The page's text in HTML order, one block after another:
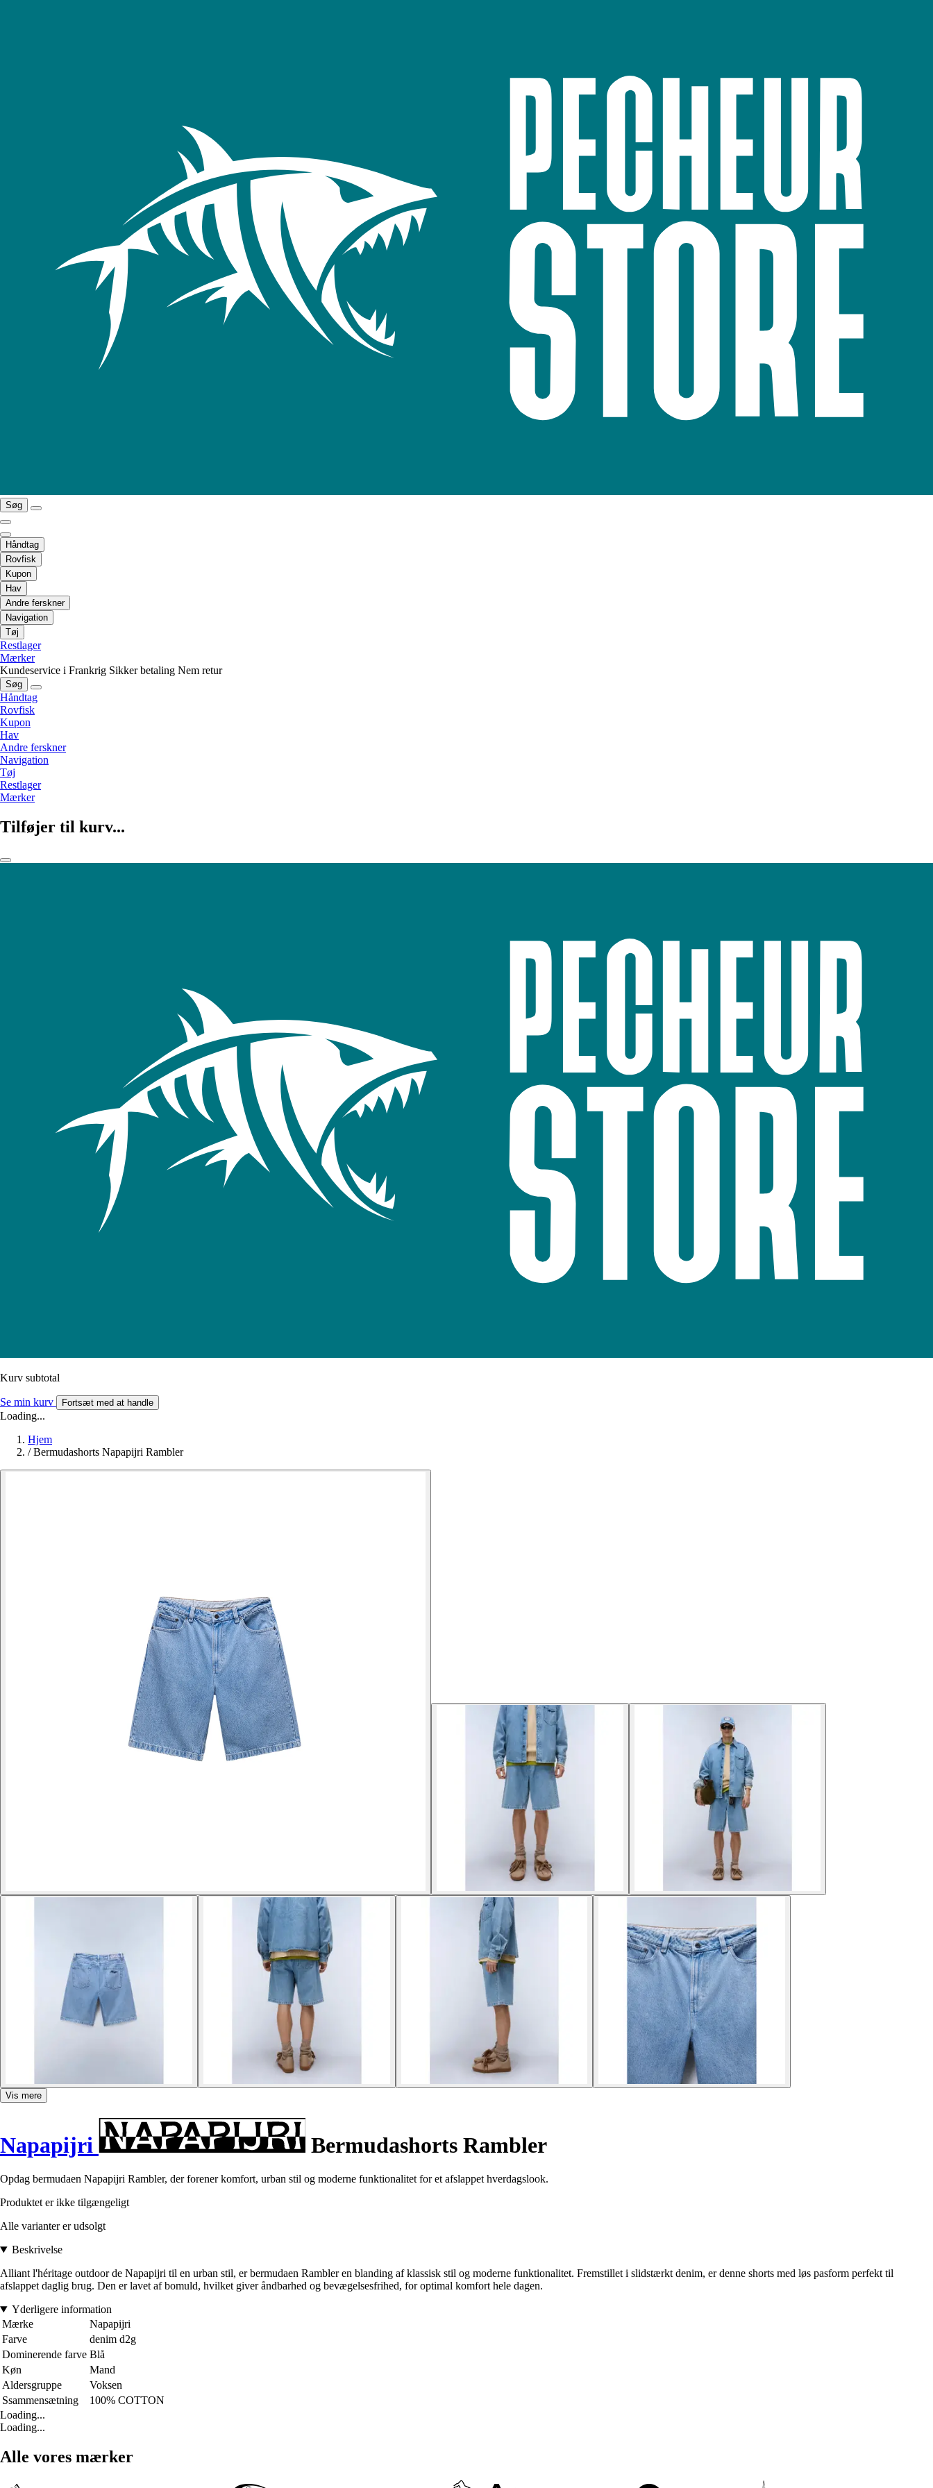
Søg
Håndtag
Rovfisk
Kupon
Hav
Andre ferskner
Navigation
Tøj
Restlager
Mærker
Kundeservice i Frankrig Sikker betaling Nem retur
Søg
Håndtag
Rovfisk
Kupon
Hav
Andre ferskner
Navigation
Tøj
Restlager
Mærker
Tilføjer til kurv...
Kurv subtotal
Se min kurv Fortsæt med at handle
Loading...
Hjem
/ Bermudashorts Napapijri Rambler
Vis mere
Napapijri Bermudashorts Rambler
Opdag bermudaen Napapijri Rambler, der forener komfort, urban stil og moderne funktionalitet for et afslappet hverdagslook.
Produktet er ikke tilgængeligt
Alle varianter er udsolgt
Beskrivelse
Alliant l'héritage outdoor de Napapijri til en urban stil, er bermudaen Rambler en blanding af klassisk stil og moderne funktionalitet. Fremstillet i slidstærkt denim, er denne shorts med løs pasform perfekt til
afslappet daglig brug. Den er lavet af bomuld, hvilket giver åndbarhed og bevægelsesfrihed, for optimal komfort hele dagen.
Yderligere information
Mærke
Napapijri
Farve
denim d2g
Dominerende farve Blå
Køn
Mand
Aldersgruppe
Voksen
Ssammensætning
100% COTTON
Loading...
Loading...
Alle vores mærker